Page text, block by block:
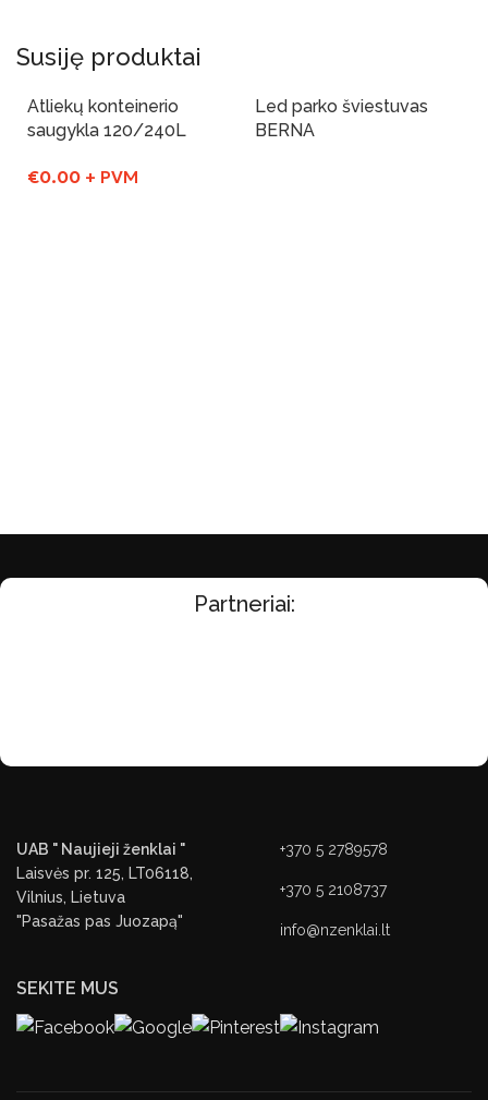
Susiję produktai
Atliekų konteinerio
saugykla 120/240L
€0.00 + PVM
Led parko šviestuvas
BERNA
Partneriai:
UAB " Naujieji ženklai "
Laisvės pr. 125, LT06118,
Vilnius, Lietuva
"Pasažas pas Juozapą"
+370 5 2789578
+370 5 2108737
info@nzenklai.lt
SEKITE MUS